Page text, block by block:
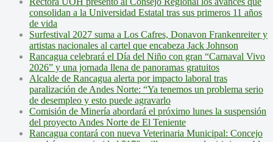
consolidan a la Universidad Estatal tras sus primeros 11 años
de vida
Surfestival 2027 suma a Los Cafres, Donavon Frankenreiter y
artistas nacionales al cartel que encabeza Jack Johnson
Rancagua celebrará el Día del Niño con gran “Carnaval Vivo
2026” y una jornada llena de panoramas gratuitos
Alcalde de Rancagua alerta por impacto laboral tras
paralización de Andes Norte: “Ya tenemos un problema serio
de desempleo y esto puede agravarlo
Comisión de Minería abordará el próximo lunes la suspensión
del proyecto Andes Norte de El Teniente
Rancagua contará con nueva Veterinaria Municipal: Concejo